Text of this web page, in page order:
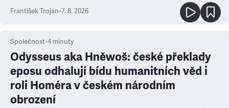
František Trojan•7. 8. 2026
Společnost•4 minuty
Odysseus aka Hněwoš: české překlady
eposu odhalují bídu humanitních věd i
roli Homéra v českém národním
obrození